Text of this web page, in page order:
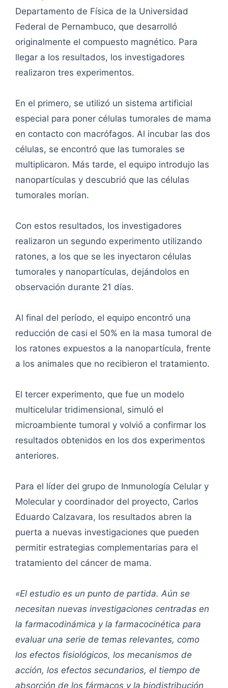
Departamento de Física de la Universidad
Federal de Pernambuco, que desarrolló
originalmente el compuesto magnético. Para
llegar a los resultados, los investigadores
realizaron tres experimentos.
En el primero, se utilizó un sistema artificial
especial para poner células tumorales de mama
en contacto con macrófagos. Al incubar las dos
células, se encontró que las tumorales se
multiplicaron. Más tarde, el equipo introdujo las
nanopartículas y descubrió que las células
tumorales morían.
Con estos resultados, los investigadores
realizaron un segundo experimento utilizando
ratones, a los que se les inyectaron células
tumorales y nanopartículas, dejándolos en
observación durante 21 días.
Al final del período, el equipo encontró una
reducción de casi el 50% en la masa tumoral de
los ratones expuestos a la nanopartícula, frente
a los animales que no recibieron el tratamiento.
El tercer experimento, que fue un modelo
multicelular tridimensional, simuló el
microambiente tumoral y volvió a confirmar los
resultados obtenidos en los dos experimentos
anteriores.
Para el líder del grupo de Inmunología Celular y
Molecular y coordinador del proyecto, Carlos
Eduardo Calzavara, los resultados abren la
puerta a nuevas investigaciones que pueden
permitir estrategias complementarias para el
tratamiento del cáncer de mama.
«El estudio es un punto de partida. Aún se
necesitan nuevas investigaciones centradas en
la farmacodinámica y la farmacocinética para
evaluar una serie de temas relevantes, como
los efectos fisiológicos, los mecanismos de
acción, los efectos secundarios, el tiempo de
absorción de los fármacos y la biodistribución